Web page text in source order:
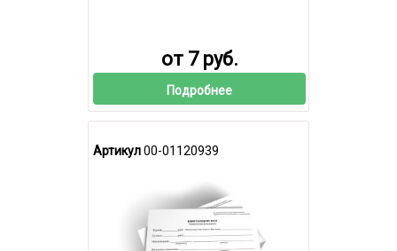
от 7 руб.
Подробнее
Артикул00-01120939